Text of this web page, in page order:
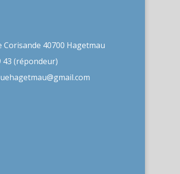
Corisande 40700 Hagetmau
43 (répondeur)